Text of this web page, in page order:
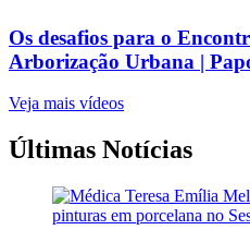
Os desafios para o
Arborização Urbana |
Veja mais vídeos
Últimas Notícias